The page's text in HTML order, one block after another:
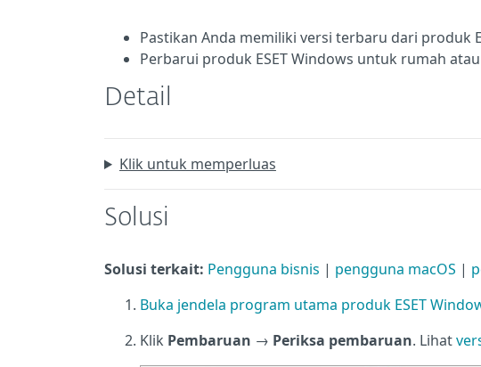
Pastikan Anda memiliki versi terbaru dari produk
Perbarui produk ESET Windows untuk rumah
Detail
Klik untuk memperluas
Solusi
Solusi terkait: Pengguna bisnis | pengguna macOS |
Buka jendela program utama produk ESET
Klik Pembaruan → Periksa pembaruan. Lihat